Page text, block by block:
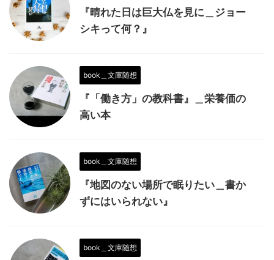
『晴れた日は巨大仏を見に＿ジョー
シキって何？』
book＿文庫随想
『「働き方」の教科書』＿栄養価の
高い本
book＿文庫随想
『地図のない場所で眠りたい＿書か
ずにはいられない』
book＿文庫随想